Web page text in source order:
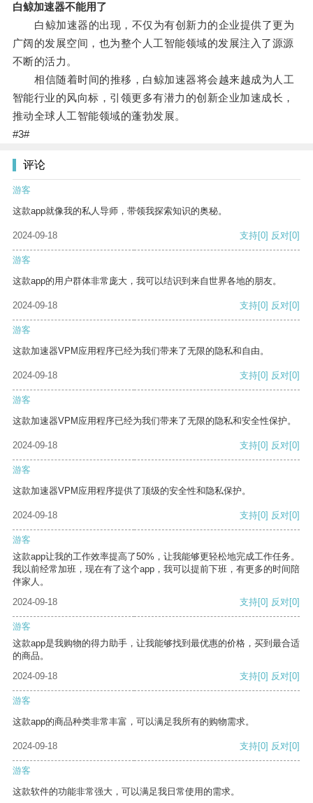
白鲸加速器不能用了
白鲸加速器的出现，不仅为有创新力的企业提供了更为
广阔的发展空间，也为整个人工智能领域的发展注入了源源
不断的活力。
相信随着时间的推移，白鲸加速器将会越来越成为人工
智能行业的风向标，引领更多有潜力的创新企业加速成长，
推动全球人工智能领域的蓬勃发展。
#3#
评论
游客
这款app就像我的私人导师，带领我探索知识的奥秘。
2024-09-18 支持[0] 反对[0]
游客
这款app的用户群体非常庞大，我可以结识到来自世界各地的朋友。
2024-09-18 支持[0] 反对[0]
游客
这款加速器VPM应用程序已经为我们带来了无限的隐私和自由。
2024-09-18 支持[0] 反对[0]
游客
这款加速器VPM应用程序已经为我们带来了无限的隐私和安全性保护。
2024-09-18 支持[0] 反对[0]
游客
这款加速器VPM应用程序提供了顶级的安全性和隐私保护。
2024-09-18 支持[0] 反对[0]
游客
这款app让我的工作效率提高了50%，让我能够更轻松地完成工作任务。
我以前经常加班，现在有了这个app，我可以提前下班，有更多的时间陪
伴家人。
2024-09-18
支持[0] 反对[0]
游客
这款app是我购物的得力助手，让我能够找到最优惠的价格，买到最合适
的商品。
2024-09-18
支持[0] 反对[0]
游客
这款app的商品种类非常丰富，可以满足我所有的购物需求。
2024-09-18 支持[0] 反对[0]
游客
这款软件的功能非常强大，可以满足我日常使用的需求。